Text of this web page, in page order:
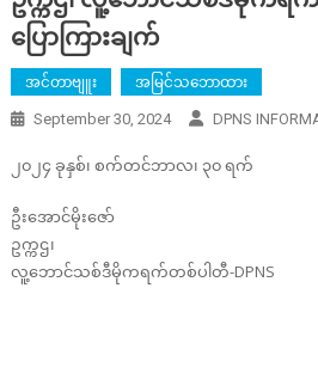
ပြောကြားချက်
အင်တာဗျူး အမြင်သဘောထား
September 30, 2024 DPNS
၂၀၂၄ ခုနှစ်၊ စက်တင်ဘာလ၊ ၃၀ ရက်
ဦးအောင်မိုးဇော်
ဥက္ကဌ၊
လူ့ဘောင်သစ်ဒီမိုကရက်တစ်ပါတီ-DPNS